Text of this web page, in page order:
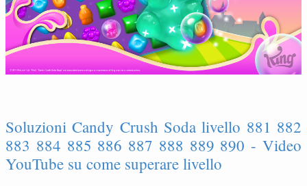
Soluzioni Candy Crush Soda livello 881 882
883 884 885 886 887 888 889 890 - Video
YouTube su come superare livello